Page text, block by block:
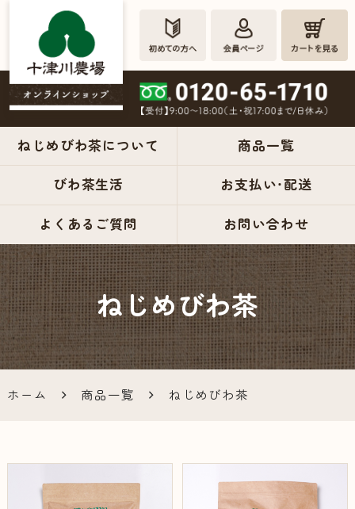
ねじめび
わ茶の十
津川農場
公式オン
ラインシ
ョップ
ねじめびわ茶について 商品一覧
びわ茶生活 お支払い・配送
よくあるご質問 お問い合わせ
ねじめびわ茶
ホーム 商品一覧 ねじめびわ茶